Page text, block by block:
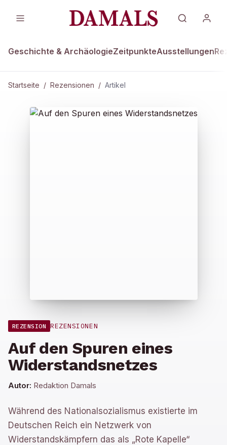
Geschichte & ArchäologieZeitpunkteAusstellungen
Startseite / Rezensionen / Artikel
REZENSION REZENSIONEN
Auf den Spuren eines
Widerstandsnetzes
Autor: Redaktion Damals
Während des Nationalsozialismus existierte im
Deutschen Reich ein Netzwerk von
Widerstandskämpfern das als „Rote Kapelle“